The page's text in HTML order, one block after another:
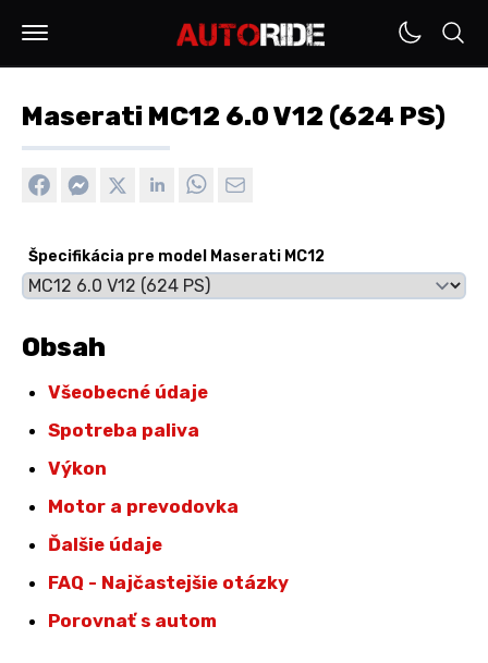
Maserati MC12 6.0 V12 (624 PS)
Špecifikácia pre model Maserati MC12
Obsah
Všeobecné údaje
Spotreba paliva
Výkon
Motor a prevodovka
Ďalšie údaje
FAQ - Najčastejšie otázky
Porovnať s autom